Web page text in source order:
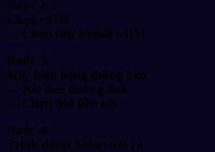
Bước 2:
Chọn eSIM
→ Chọn tiếp Install eSIM
Bước 3:
Máy hiện bảng thông báo
→ Bôi đen đường link
→ Chọn Mở liên kết
Bước 4:
Trình duyệt Safari mở ra